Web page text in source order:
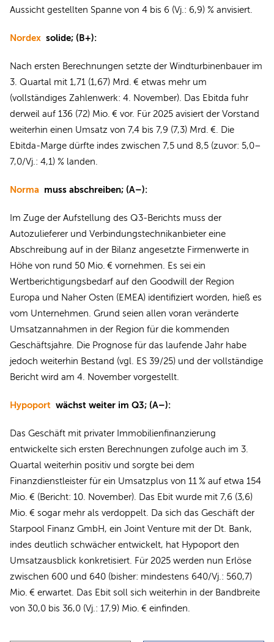
Aussicht gestellten Spanne von 4 bis 6 (Vj.: 6,9) % anvisiert.
Nordex solide; (B+):
Nach ersten Berechnungen setzte der Windturbinenbauer im
3. Quartal mit 1,71 (1,67) Mrd. € etwas mehr um
(vollständiges Zahlenwerk: 4. November). Das Ebitda fuhr
derweil auf 136 (72) Mio. € vor. Für 2025 avisiert der Vorstand
weiterhin einen Umsatz von 7,4 bis 7,9 (7,3) Mrd. €. Die
Ebitda-Marge dürfte indes zwischen 7,5 und 8,5 (zuvor: 5,0–
7,0/Vj.: 4,1) % landen.
Norma muss abschreiben; (A–):
Im Zuge der Aufstellung des Q3-Berichts muss der
Autozulieferer und Verbindungstechnikanbieter eine
Abschreibung auf in der Bilanz angesetzte Firmenwerte in
Höhe von rund 50 Mio. € vornehmen. Es sei ein
Wertberichtigungsbedarf auf den Goodwill der Region
Europa und Naher Osten (EMEA) identifiziert worden, hieß es
vom Unternehmen. Grund seien allen voran veränderte
Umsatzannahmen in der Region für die kommenden
Geschäftsjahre. Die Prognose für das laufende Jahr habe
jedoch weiterhin Bestand (vgl. ES 39/25) und der vollständige
Bericht wird am 4. November vorgestellt.
Hypoport wächst weiter im Q3; (A–):
Das Geschäft mit privater Immobilienfinanzierung
entwickelte sich ersten Berechnungen zufolge auch im 3.
Quartal weiterhin positiv und sorgte bei dem
Finanzdienstleister für ein Umsatzplus von 11 % auf etwa 154
Mio. € (Bericht: 10. November). Das Ebit wurde mit 7,6 (3,6)
Mio. € sogar mehr als verdoppelt. Da sich das Geschäft der
Starpool Finanz GmbH, ein Joint Venture mit der Dt. Bank,
indes deutlich schwächer entwickelt, hat Hypoport den
Umsatzausblick konkretisiert. Für 2025 werden nun Erlöse
zwischen 600 und 640 (bisher: mindestens 640/Vj.: 560,7)
Mio. € erwartet. Das Ebit soll sich weiterhin in der Bandbreite
von 30,0 bis 36,0 (Vj.: 17,9) Mio. € einfinden.